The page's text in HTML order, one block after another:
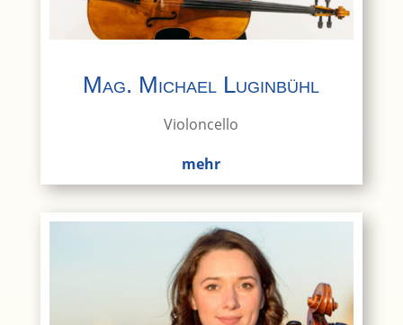
Mag. Michael Luginbühl
Violoncello
mehr